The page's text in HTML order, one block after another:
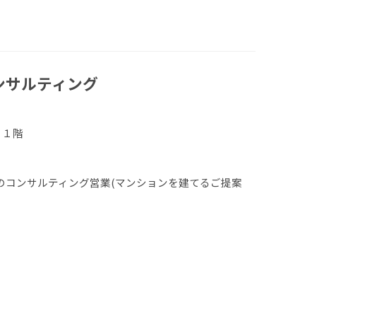
ルティング
階
コンサルティング営業(マンションを建てるご提案